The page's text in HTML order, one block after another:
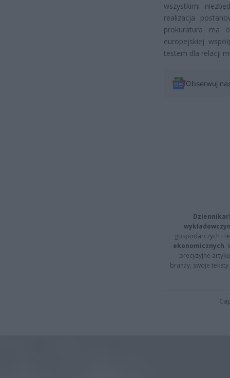
wszystkimi
realizacja
prokuratura ma
europejskiej
testem dla relacji
Obserwuj
gospodarczych i
ekonomicznych.
precyzyjne
branży, swoje